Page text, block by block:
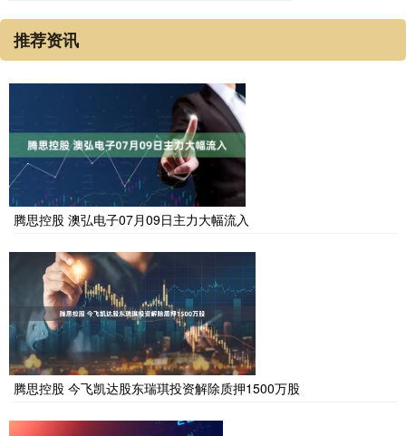
推荐资讯
腾思控股 澳弘电子07月09日主力大幅流入
腾思控股 今飞凯达股东瑞琪投资解除质押1500万股